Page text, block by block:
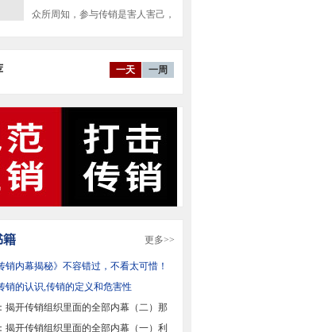
众所周知，参与传销是害人害己，
一天 一周
更多>>
籍
销内幕揭秘》不容错过，不看太可惜！
销的认识,传销的定义和危害性
揭开传销组织里面的全部内幕（二）那
揭开传销组织里面的全部内幕（一）利